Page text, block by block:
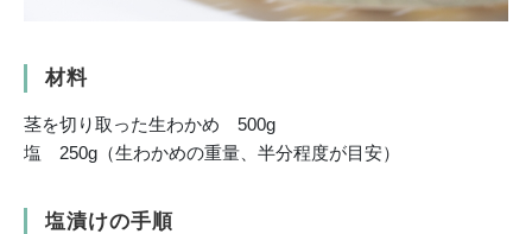
材料
茎を切り取った生わかめ 500g
塩 250g（生わかめの重量、半分程度が目安）
塩漬けの手順